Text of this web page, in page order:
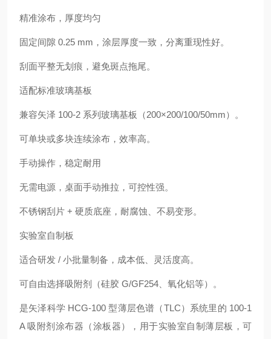
精准涂布，厚度均匀
固定间隙 0.25 mm，涂层厚度一致，分离重现性好。
刮面平整无划痕，避免斑点拖尾。
适配标准玻璃基板
兼容矢泽 100-2 系列玻璃基板（200×200/100/50mm）。
可单块或多块连续涂布，效率高。
手动操作，稳定耐用
无需电源，桌面手动推拉，可控性强。
不锈钢刮片 + 硬质底座，耐腐蚀、不易变形。
实验室自制板
适合研发 / 小批量制备，成本低、灵活度高。
可自由选择吸附剂（硅胶 G/GF254、氧化铝等）。
是矢泽科学 HCG-100 型薄层色谱（TLC）系统里的 100-1
A 吸附剂涂布器（涂板器），用于实验室自制薄层板，可